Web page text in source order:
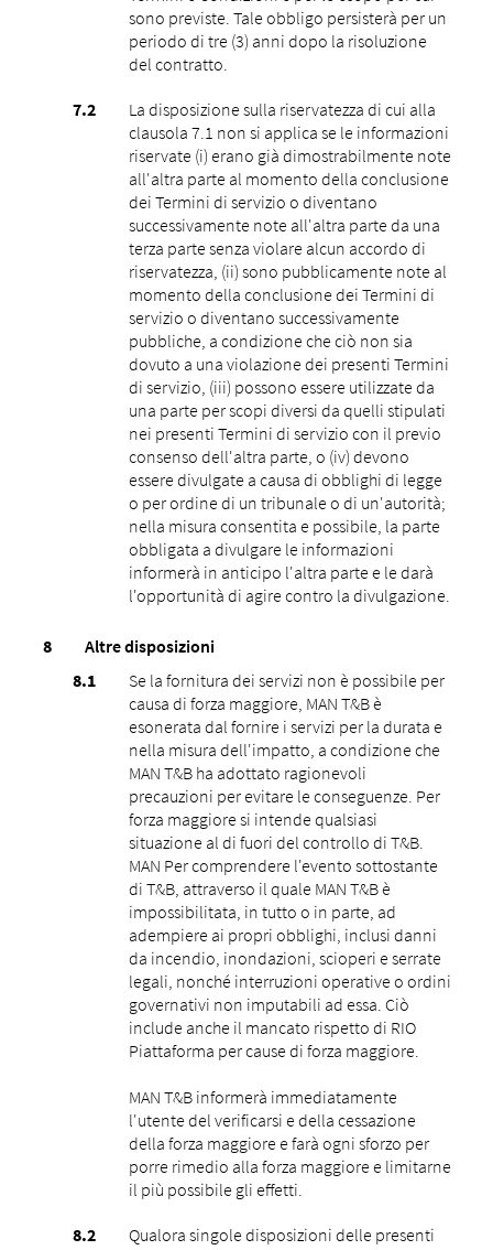
sono previste. Tale obbligo persisterà per un
periodo di tre (3) anni dopo la risoluzione
del contratto.
La disposizione sulla riservatezza di cui alla
clausola 7.1 non si applica se le informazioni
riservate (i) erano già dimostrabilmente note
all'altra parte al momento della conclusione
dei Termini di servizio o diventano
successivamente note all'altra parte da una
terza parte senza violare alcun accordo di
riservatezza, (ii) sono pubblicamente note al
momento della conclusione dei Termini di
servizio o diventano successivamente
pubbliche, a condizione che ciò non sia
dovuto a una violazione dei presenti Termini
di servizio, (iii) possono essere utilizzate da
una parte per scopi diversi da quelli stipulati
nei presenti Termini di servizio con il previo
consenso dell'altra parte, o (iv) devono
essere divulgate a causa di obblighi di legge
o per ordine di un tribunale o di un'autorità;
nella misura consentita e possibile, la parte
obbligata a divulgare le informazioni
informerà in anticipo l'altra parte e le darà
l'opportunità di agire contro la divulgazione.
Altre disposizioni
Se la fornitura dei servizi non è possibile per
causa di forza maggiore, MAN T&B è
esonerata dal fornire i servizi per la durata e
nella misura dell'impatto, a condizione che
MAN T&B ha adottato ragionevoli
precauzioni per evitare le conseguenze. Per
forza maggiore si intende qualsiasi
situazione al di fuori del controllo di T&B.
MAN Per comprendere l'evento sottostante
di T&B, attraverso il quale MAN T&B è
impossibilitata, in tutto o in parte, ad
adempiere ai propri obblighi, inclusi danni
da incendio, inondazioni, scioperi e serrate
legali, nonché interruzioni operative o ordini
governativi non imputabili ad essa. Ciò
include anche il mancato rispetto di RIO
Piattaforma per cause di forza maggiore.
MAN T&B informerà immediatamente
l'utente del verificarsi e della cessazione
della forza maggiore e farà ogni sforzo per
porre rimedio alla forza maggiore e limitarne
il più possibile gli effetti.
Qualora singole disposizioni delle presenti